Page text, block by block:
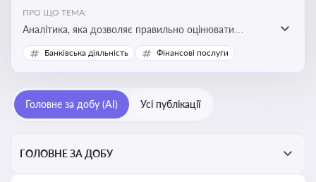
ПРО ЩО ТЕМА:
Аналітика, яка дозволяє правильно оцінювати
фінансові ризики та планувати витрати. Зміни в
курсах валют можуть вплинути на собівартість
Банківська діяльність Фінансові послуги
Головне за добу (AI) Усі публікації
ГОЛОВНЕ ЗА ДОБУ